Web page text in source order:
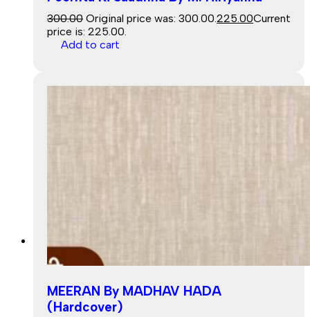
300.00 Original price was: ₹300.00. 225.00Current
price is: ₹225.00.
Add to cart
MEERAN By MADHAV HADA
(Hardcover)